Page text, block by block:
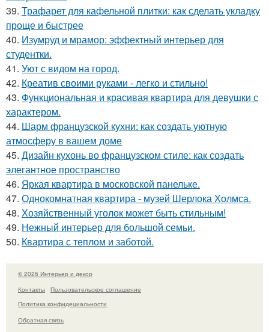
39. Трафарет для кафельной плитки: как сделать укладку
проще и быстрее
40. Изумруд и мрамор: эффектный интерьер для
студентки.
41. Уют с видом на город.
42. Креатив своими руками - легко и стильно!
43. Функциональная и красивая квартира для девушки с
характером.
44. Шарм французской кухни: как создать уютную
атмосферу в вашем доме
45. Дизайн кухонь во французском стиле: как создать
элегантное пространство
46. Яркая квартира в московской панельке.
47. Однокомнатная квартира - музей Шерлока Холмса.
48. Хозяйственный уголок может быть стильным!
49. Нежный интерьер для большой семьи.
50. Квартира с теплом и заботой.
© 2026 Интерьер и декор
Контакты
Пользовательское соглашение
Политика конфидециальности
Обратная связь